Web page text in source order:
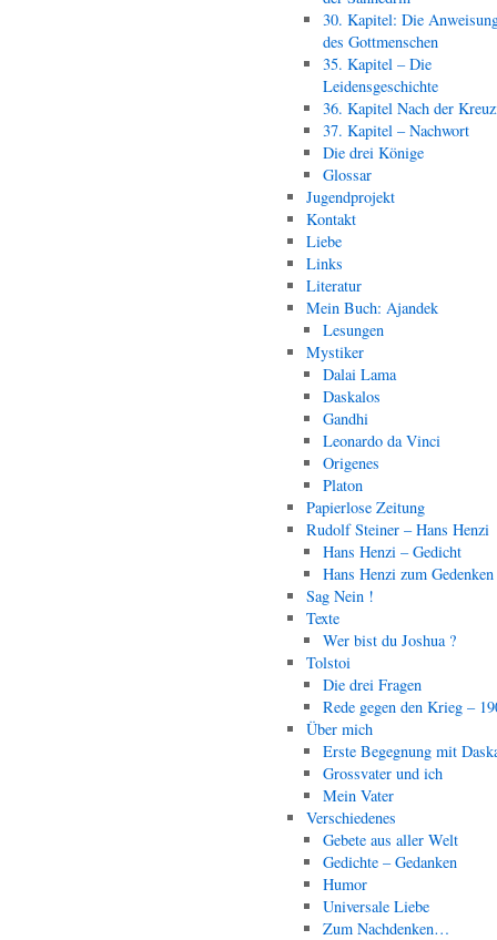
30. Kapitel: Die
des Gottmenschen
35. Kapitel – Die
Leidensgeschichte
36. Kapitel Nach der
37. Kapitel – Nachwort
Die drei Könige
Glossar
Jugendprojekt
Kontakt
Liebe
Links
Literatur
Mein Buch: Ajandek
Lesungen
Mystiker
Dalai Lama
Daskalos
Gandhi
Leonardo da Vinci
Origenes
Platon
Papierlose Zeitung
Rudolf Steiner – Hans Henzi
Hans Henzi – Gedicht
Hans Henzi zum Gedenken
Sag Nein !
Texte
Wer bist du Joshua ?
Tolstoi
Die drei Fragen
Rede gegen den Krieg –
Über mich
Erste Begegnung mit
Grossvater und ich
Mein Vater
Verschiedenes
Gebete aus aller Welt
Gedichte – Gedanken
Humor
Universale Liebe
Zum Nachdenken…